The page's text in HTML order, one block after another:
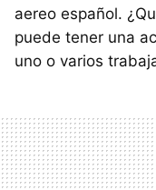
aereo español.
puede tener una
uno o varios